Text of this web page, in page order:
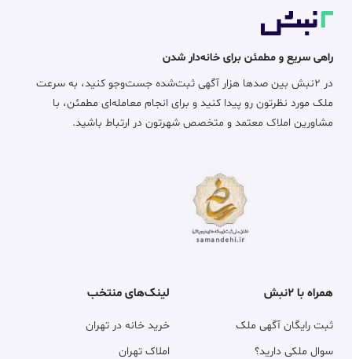
راهی سریع و مطمئن برای خانه‌دار شدن
در ۲نبش بین صدها هزار آگهی ثبت‌شده جست‌وجو کنید، به سرعت
ملک مورد نظرتون رو پیدا کنید و برای انجام معامله‌ای مطمئن، با
مشاورین املاک معتمد و متخصص شهرتون در ارتباط باشید.
همراه با ۲نبش
ثبت رایگان آگهی ملک
سوال ملکی دارید؟
لینک‌های منتخب
خرید خانه در تهران
املاک تهران